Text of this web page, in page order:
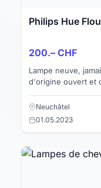
Philips Hue
200.– CHF
Lampe neuve,
d'origine ouvert et
manuel, guide de
venir chercher
Neuchâtel
01.05.2023